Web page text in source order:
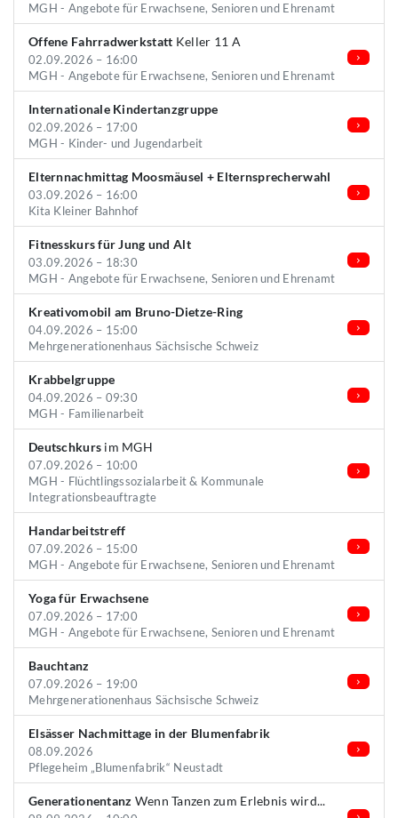
MGH - Angebote für Erwachsene, Senioren und Ehrenamt
Offene Fahrradwerkstatt Keller 11 A
02.09.2026 – 16:00
MGH - Angebote für Erwachsene, Senioren und Ehrenamt
Internationale Kindertanzgruppe
02.09.2026 – 17:00
MGH - Kinder- und Jugendarbeit
Elternnachmittag Moosmäusel + Elternsprecherwahl
03.09.2026 – 16:00
Kita Kleiner Bahnhof
Fitnesskurs für Jung und Alt
03.09.2026 – 18:30
MGH - Angebote für Erwachsene, Senioren und Ehrenamt
Kreativomobil am Bruno-Dietze-Ring
04.09.2026 – 15:00
Mehrgenerationenhaus Sächsische Schweiz
Krabbelgruppe
04.09.2026 – 09:30
MGH - Familienarbeit
Deutschkurs im MGH
07.09.2026 – 10:00
MGH - Flüchtlingssozialarbeit & Kommunale
Integrationsbeauftragte
Handarbeitstreff
07.09.2026 – 15:00
MGH - Angebote für Erwachsene, Senioren und Ehrenamt
Yoga für Erwachsene
07.09.2026 – 17:00
MGH - Angebote für Erwachsene, Senioren und Ehrenamt
Bauchtanz
07.09.2026 – 19:00
Mehrgenerationenhaus Sächsische Schweiz
Elsässer Nachmittage in der Blumenfabrik
08.09.2026
Pflegeheim „Blumenfabrik“ Neustadt
Generationentanz Wenn Tanzen zum Erlebnis wird...